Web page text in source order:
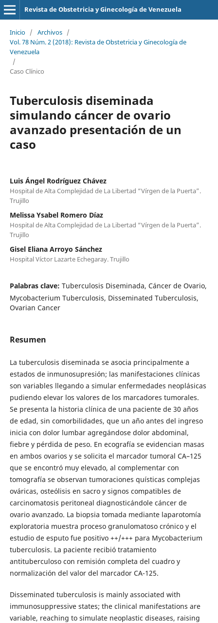
Revista de Obstetricia y Ginecología de Venezuela
Inicio / Archivos /
Vol. 78 Núm. 2 (2018): Revista de Obstetricia y Ginecología de
Venezuela
/
Caso Clínico
Tuberculosis diseminada
simulando cáncer de ovario
avanzado presentación de un
caso
Luis Ángel Rodríguez Chávez
Hospital de Alta Complejidad de La Libertad “Vírgen de la Puerta”.
Trujillo
Melissa Ysabel Romero Díaz
Hospital de Alta Complejidad de La Libertad “Vírgen de la Puerta”.
Trujillo
Gisel Eliana Arroyo Sánchez
Hospital Víctor Lazarte Echegaray. Trujillo
Palabras clave: Tuberculosis Diseminada, Cáncer de Ovario,
Mycobacterium Tuberculosis, Disseminated Tuberculosis,
Ovarian Cancer
Resumen
La tuberculosis diseminada se asocia principalmente a
estados de inmunosupresión; las manifestaciones clínicas
son variables llegando a simular enfermedades neoplásicas
pudiendo elevar los valores de los marcadores tumorales.
Se presenta la historia clínica de una paciente de 30 años
de edad, sin comorbilidades, que un año antes del ingreso
inicia con dolor lumbar agregándose dolor abdominal,
fiebre y pérdida de peso. En ecografía se evidencian masas
en ambos ovarios y se solicita el marcador tumoral CA–125
que se encontró muy elevado, al complementar con
tomografía se observan tumoraciones quísticas complejas
ováricas, osteólisis en sacro y signos compatibles de
carcinomatosis peritoneal diagnosticándole cáncer de
ovario avanzado. La biopsia tomada mediante laparotomía
exploratoria muestra proceso granulomatoso crónico y el
estudio de esputo fue positivo ++/+++ para Mycobacterium
tuberculosis. La paciente recibió tratamiento
antituberculoso con remisión completa del cuadro y
normalización del valor del marcador CA-125.
Disseminated tuberculosis is mainly associated with
immunosuppressive states; the clinical manifestations are
variable, reaching to simulate neoplastic diseases, raising